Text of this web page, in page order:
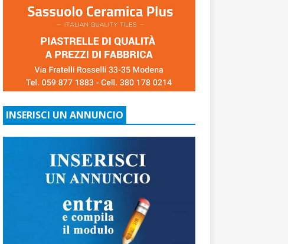
INSERISCI UN ANNUNCIO